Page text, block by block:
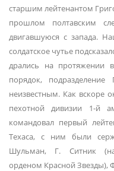
старшим лейтенантом
прошлом полтавским
двигавшуюся с запада.
солдатское чутье
дрались на протяжении
порядок, подразделение
неизвестным. Как вскоре
пехотной дивизии 1-й
командовал первый
Техаса, с ним были
Шульман, Г. Ситник
орденом Красной Звезды),